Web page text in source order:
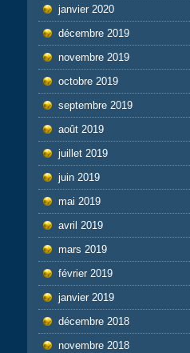
janvier 2020
décembre 2019
novembre 2019
octobre 2019
septembre 2019
août 2019
juillet 2019
juin 2019
mai 2019
avril 2019
mars 2019
février 2019
janvier 2019
décembre 2018
novembre 2018